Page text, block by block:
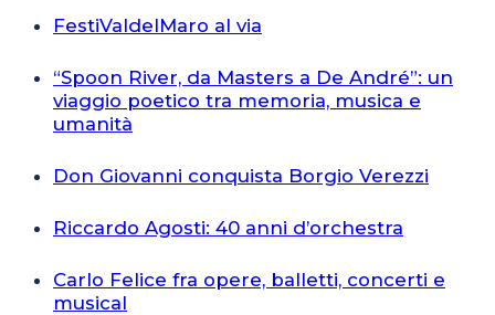
FestiValdelMaro al via
“Spoon River, da Masters a De André”: un
viaggio poetico tra memoria, musica e
umanità
Don Giovanni conquista Borgio Verezzi
Riccardo Agosti: 40 anni d’orchestra
Carlo Felice fra opere, balletti, concerti e
musical